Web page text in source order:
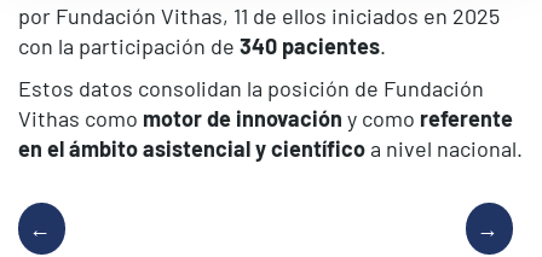
por Fundación Vithas, 11 de ellos iniciados en 2025
con la participación de 340 pacientes.
Estos datos consolidan la posición de Fundación
Vithas como motor de innovación y como referente
en el ámbito asistencial y científicoa nivel nacional.